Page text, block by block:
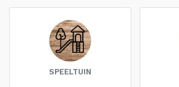
SPEELTUIN